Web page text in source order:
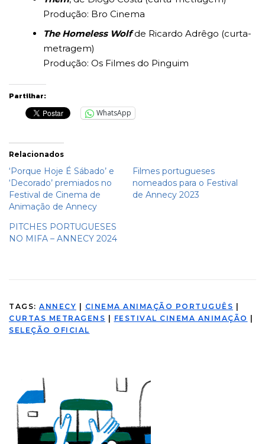
Produção: Bro Cinema
The Homeless Wolfde Ricardo Adrêgo (curta-
metragem)
Produção: Os Filmes do Pinguim
Partilhar:
WhatsApp
Relacionados
‘Porque Hoje É Sábado’ e
‘Decorado’ premiados no
Festival de Cinema de
Animação de Annecy
Filmes portugueses
nomeados para o Festival
de Annecy 2023
PITCHES PORTUGUESES
NO MIFA – ANNECY 2024
TAGS: ANNECY | CINEMA ANIMAÇÃO PORTUGUÊS |
CURTAS METRAGENS | FESTIVAL CINEMA ANIMAÇÃO |
SELEÇÃO OFICIAL